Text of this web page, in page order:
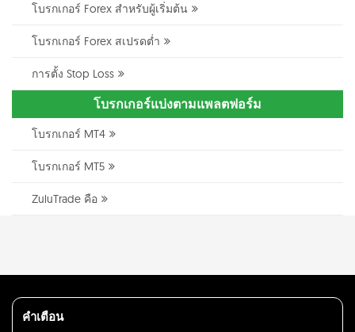
โบรกเกอร์ Forex สำหรับผู้เริ่มต้น
โบรกเกอร์ Forex สเปรดต่ำ
การตั้ง Stop Loss
โบรกเกอร์แบ่งตามแพลตฟอร์ม
โบรกเกอร์ MT4
โบรกเกอร์ MT5
ZuluTrade คือ
คำเตือน